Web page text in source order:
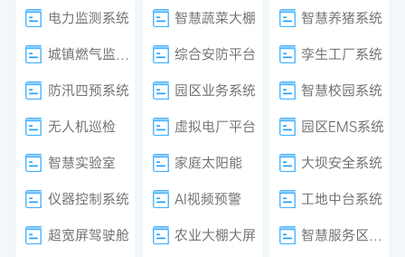
电力监测系统
智慧蔬菜大棚
智慧养猪系统
城镇燃气监测系统
综合安防平台
孪生工厂系统
防汛四预系统
园区业务系统
智慧校园系统
无人机巡检
虚拟电厂平台
园区EMS系统
智慧实验室
家庭太阳能
大坝安全系统
仪器控制系统
AI视频预警
工地中台系统
超宽屏驾驶舱
农业大棚大屏
智慧服务区系统